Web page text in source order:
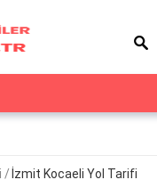
İzmit Kocaeli Yol Tarifi